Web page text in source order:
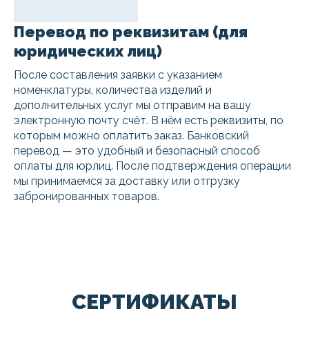
Перевод по реквизитам (для
юридических лиц)
После составления заявки с указанием
номенклатуры, количества изделий и
дополнительных услуг мы отправим на вашу
электронную почту счёт. В нём есть реквизиты, по
которым можно оплатить заказ. Банковский
перевод — это удобный и безопасный способ
оплаты для юрлиц. После подтверждения операции
мы принимаемся за доставку или отгрузку
забронированных товаров.
СЕРТИФИКАТЫ